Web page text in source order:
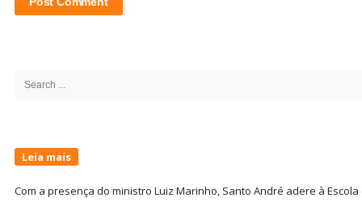
Search
Leia mais
Com a presença do ministro Luiz Marinho, Santo André adere à